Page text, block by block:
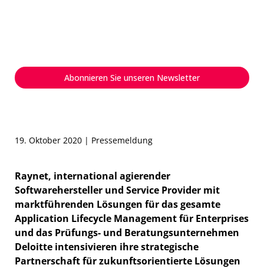
Abonnieren Sie unseren Newsletter
19. Oktober 2020 | Pressemeldung
Raynet, international agierender
Softwarehersteller und Service Provider mit
marktführenden Lösungen für das gesamte
Application Lifecycle Management für Enterprises
und das Prüfungs- und Beratungsunternehmen
Deloitte intensivieren ihre strategische
Partnerschaft für zukunftsorientierte Lösungen